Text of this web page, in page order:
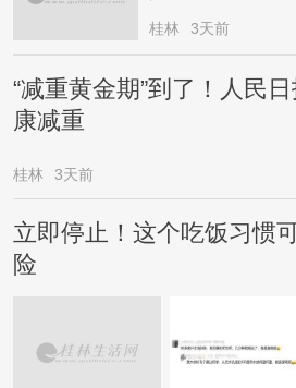
桂林 3天前
“减重黄金期”到了！人民
康减重
桂林 3天前
立即停止！这个吃饭习惯
险